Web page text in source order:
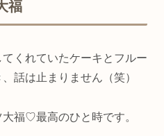
福
くれていたケーキとフルー
話は止まりません（笑）
福♡最高のひと時です。